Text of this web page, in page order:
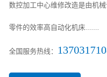
数控加工中心维修改造是由机
零件的效率高自动化机床.......
全国服务热线：